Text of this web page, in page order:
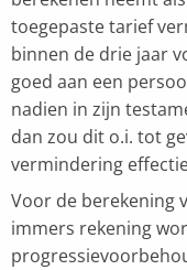
toegepaste tarief
binnen de drie jaar
goed aan een
nadien in zijn
dan zou dit o.i. tot
vermindering
Voor de berekening
immers rekening